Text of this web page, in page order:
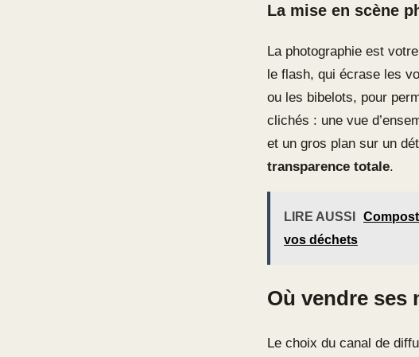
La mise en scène
La photographie est
le flash, qui écrase les
ou les bibelots, pour
clichés : une vue
et un gros plan sur un
transparence totale.
LIRE AUSSI
vos déchets
Où vendre ses
Le choix du canal de